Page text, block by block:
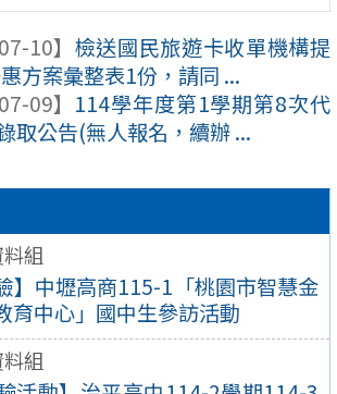
組
】中壢高商115-1「桃園市智慧金
育中心」國中生參訪活動
組
10】 檢送國民旅遊卡收單機構提
方案彙整表1份，請同 ...
09】 114學年度第1學期第8次代
取公告(無人報名，續辦 ...